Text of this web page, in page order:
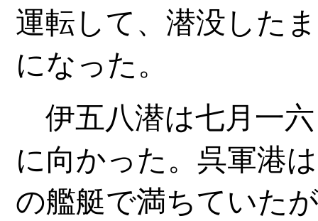
運転して、潜没した
になった。
伊五八潜は七月一
に向かった。呉軍港
の艦艇で満ちていた